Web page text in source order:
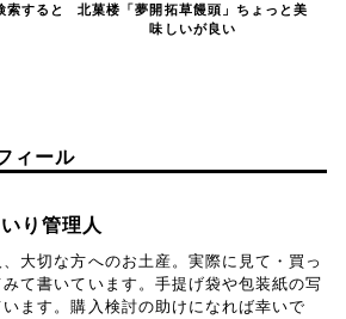
索すると
北菓楼「夢開拓草饅頭」ちょっと美
味しいが良い
ィール
り管理人
大切な方へのお土産。実際に見て・買っ
て書いています。手提げ袋や包装紙の写
ます。購入検討の助けになれば幸いで